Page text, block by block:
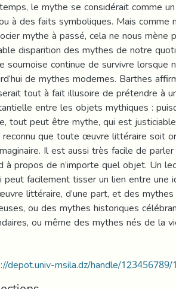
le mythe se considérait comme
à des faits symboliques. Mais comme
mythe à passé, cela ne nous mène
disparition des mythes de notre
sournoise continue de survivre lorsque
de mythes modernes. Barthes
tout à fait illusoire de prétendre à
entre les objets mythiques :
tout peut être mythe, qui est justiciable
que toute œuvre littéraire soit
Il est aussi très facile de
à propos de n’importe quel objet. Un
peut facilement tisser un lien entre une
littéraire, d’une part, et des
ou des mythes historiques
ou même des mythes nés de la
depot.univ-msila.dz/handle/